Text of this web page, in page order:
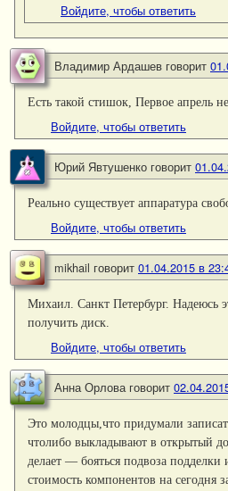
Войдите, чтобы ответить
Владимир Ардашев говорит
Есть такой стишок, Первое апрель
Войдите, чтобы ответить
Юрий Явтушенко говорит
Реально существует аппаратура
Войдите, чтобы ответить
mikhail говорит 01.04.2015 в
Михаил. Санкт Петербург. Надеюсь
получить диск.
Войдите, чтобы ответить
Анна Орлова говорит
Это молодцы,что придумали
чтолибо выкладывают в открытый
делает — бояться подвоза
стоимость компонентов на сегодня